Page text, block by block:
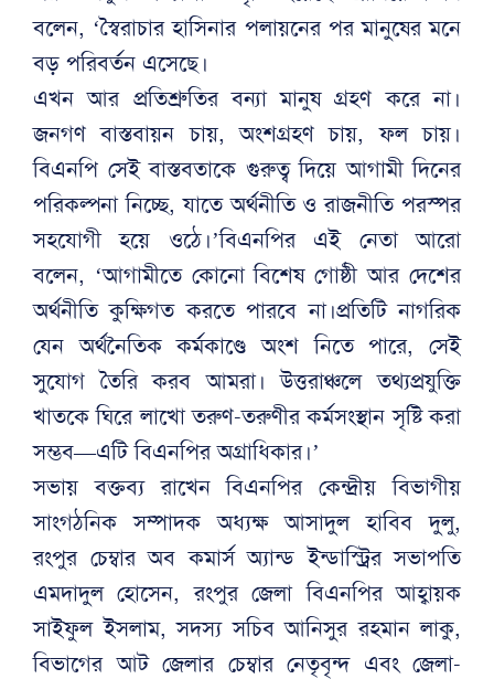
বলেন, ‘স্বৈরাচার হাসিনার পলায়নের পর মানুষের মনে
বড় পরিবর্তন এসেছে।
এখন আর প্রতিশ্রুতির বন্যা মানুষ গ্রহণ করে না।
জনগণ বাস্তবায়ন চায়, অংশগ্রহণ চায়, ফল চায়।
বিএনপি সেই বাস্তবতাকে গুরুত্ব দিয়ে আগামী দিনের
পরিকল্পনা নিচ্ছে, যাতে অর্থনীতি ও রাজনীতি পরস্পর
সহযোগী হয়ে ওঠে।’বিএনপির এই নেতা আরো
বলেন, ‘আগামীতে কোনো বিশেষ গোষ্ঠী আর দেশের
অর্থনীতি কুক্ষিগত করতে পারবে না।প্রতিটি নাগরিক
যেন অর্থনৈতিক কর্মকাণ্ডে অংশ নিতে পারে, সেই
সুযোগ তৈরি করব আমরা। উত্তরাঞ্চলে তথ্যপ্রযুক্তি
খাতকে ঘিরে লাখো তরুণ-তরুণীর কর্মসংস্থান সৃষ্টি করা
সম্ভব—এটি বিএনপির অগ্রাধিকার।’
সভায় বক্তব্য রাখেন বিএনপির কেন্দ্রীয় বিভাগীয়
সাংগঠনিক সম্পাদক অধ্যক্ষ আসাদুল হাবিব দুলু,
রংপুর চেম্বার অব কমার্স অ্যান্ড ইন্ডাস্ট্রির সভাপতি
এমদাদুল হোসেন, রংপুর জেলা বিএনপির আহ্বায়ক
সাইফুল ইসলাম, সদস্য সচিব আনিসুর রহমান লাকু,
বিভাগের আট জেলার চেম্বার নেতৃবৃন্দ এবং জেলা-